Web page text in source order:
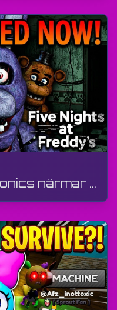
Alla FNaF 1-animatronics närmar sig dig (360°-video, VR) | Five Nights At Freddy's | AI-animation...